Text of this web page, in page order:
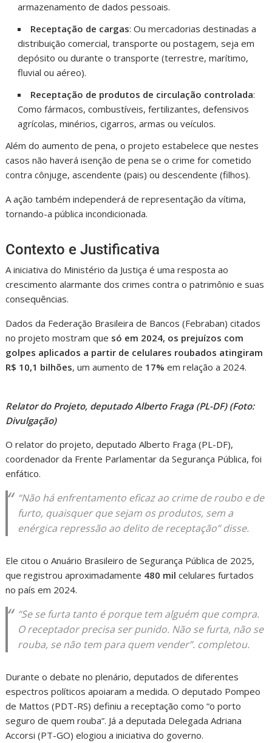
armazenamento de dados pessoais.
Receptação de cargas: Ou mercadorias destinadas a
distribuição comercial, transporte ou postagem, seja em
depósito ou durante o transporte (terrestre, marítimo,
fluvial ou aéreo).
Receptação de produtos de circulação controlada:
Como fármacos, combustíveis, fertilizantes, defensivos
agrícolas, minérios, cigarros, armas ou veículos.
Além do aumento de pena, o projeto estabelece que nestes
casos não haverá isenção de pena se o crime for cometido
contra cônjuge, ascendente (pais) ou descendente (filhos).
A ação também independerá de representação da vítima,
tornando-a pública incondicionada.
Contexto e Justificativa
A iniciativa do Ministério da Justiça é uma resposta ao
crescimento alarmante dos crimes contra o patrimônio e suas
consequências.
Dados da Federação Brasileira de Bancos (Febraban) citados
no projeto mostram que só em 2024, os prejuízos com
golpes aplicados a partir de celulares roubados atingiram
R$ 10,1 bilhões, um aumento de 17% em relação a 2024.
Relator do Projeto, deputado Alberto Fraga (PL-DF) (Foto:
Divulgação)
O relator do projeto, deputado Alberto Fraga (PL-DF),
coordenador da Frente Parlamentar da Segurança Pública, foi
enfático.
“Não há enfrentamento eficaz ao crime de roubo e de
furto, quaisquer que sejam os produtos, sem a
enérgica repressão ao delito de receptação” disse.
Ele citou o Anuário Brasileiro de Segurança Pública de 2025,
que registrou aproximadamente 480 milcelulares furtados
no país em 2024.
“Se se furta tanto é porque tem alguém que compra.
O receptador precisa ser punido. Não se furta, não se
rouba, se não tem para quem vender”. completou.
Durante o debate no plenário, deputados de diferentes
espectros políticos apoiaram a medida. O deputado Pompeo
de Mattos (PDT-RS) definiu a receptação como “o porto
seguro de quem rouba”. Já a deputada Delegada Adriana
Accorsi (PT-GO) elogiou a iniciativa do governo.